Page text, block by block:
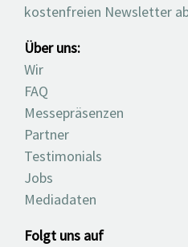
kostenfreien Newsletter
Über uns:
Wir
FAQ
Messepräsenzen
Partner
Testimonials
Jobs
Mediadaten
Folgt uns auf